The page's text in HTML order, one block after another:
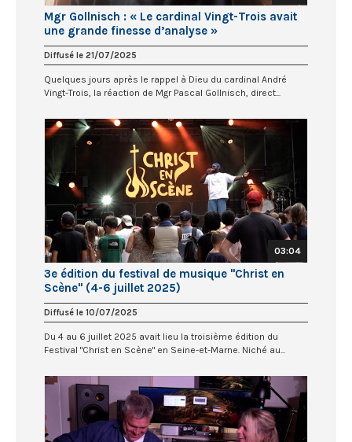
Mgr Gollnisch : « Le cardinal Vingt-Trois avait
une grande finesse d’analyse »
Diffusé le 21/07/2025
Quelques jours après le rappel à Dieu du cardinal André
Vingt-Trois, la réaction de Mgr Pascal Gollnisch, direct...
03:04
3e édition du festival de musique "Christ en
Scène" (4-6 juillet 2025)
Diffusé le 10/07/2025
Du 4 au 6 juillet 2025 avait lieu la troisième édition du
Festival "Christ en Scène" en Seine-et-Marne. Niché au...